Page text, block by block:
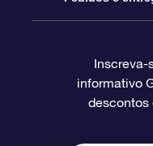
Avaliações
O cartão de
Presentes
Página estelar
Um Milhão de
Informações de
Inscreva-
informativo
descontos